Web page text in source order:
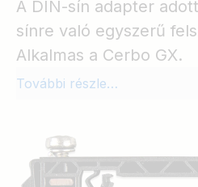
XS
SmartShunt
A DIN-sín adapter
sínre való egyszerű
Alkalmas a Cerbo GX.
További részletek